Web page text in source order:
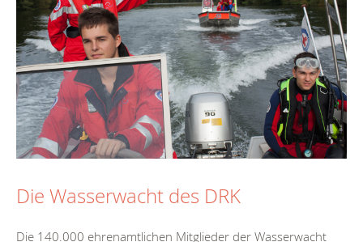
Die Wasserwacht des DRK
Die 140.000 ehrenamtlichen Mitglieder der Wasserwacht